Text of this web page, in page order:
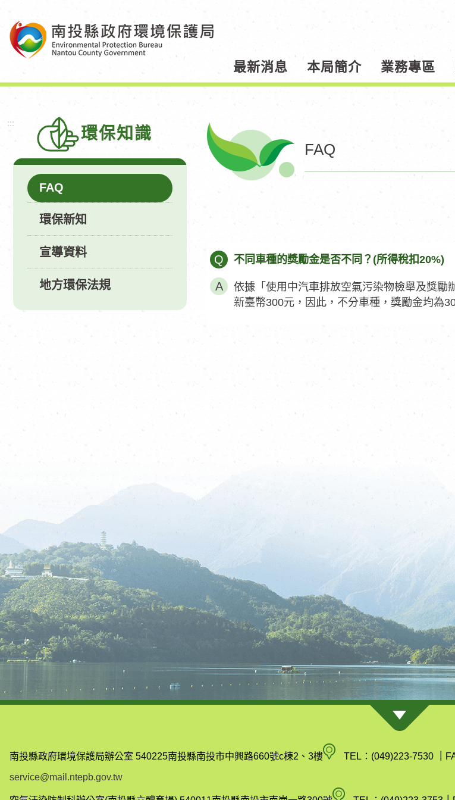
主
容
塊
最新消息 本局簡介 業務專區
:::
環保知識
FAQ
環保新知
宣導資料
地方環保法規
FAQ
Q 不同車種的獎勵金是否不同？(所得稅扣20%)
依據「使用中汽車排放空氣污染物檢舉及獎勵
新臺幣300元，因此，不分車種，獎勵金均為
南投縣政府環境保護局辦公室 540225南投縣南投市中興路660號c棟2、3樓南
縣
TEL：(049)223-7530
service@mail.ntepb.gov.tw
空